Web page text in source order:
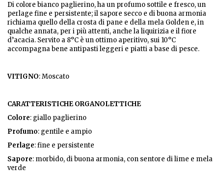
Di colore bianco paglierino, ha un profumo sottile e fresco, un
perlage fine e persistente; il sapore secco e di buona armonia
richiama quello della crosta di pane e della mela Golden e, in
qualche annata, per i più attenti, anche la liquirizia e il fiore
d’acacia. Servito a 8°C è un ottimo aperitivo, sui 10°C
accompagna bene antipasti leggeri e piatti a base di pesce.
VITIGNO: Moscato
CARATTERISTICHE ORGANOLETTICHE
Colore: giallo paglierino
Profumo: gentile e ampio
Perlage: fine e persistente
Sapore: morbido, di buona armonia, con sentore di lime e mela
verde